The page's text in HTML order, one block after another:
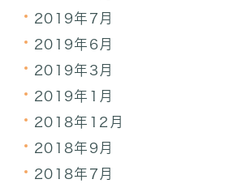
2019年7月
2019年6月
2019年3月
2019年1月
2018年12月
2018年9月
2018年7月